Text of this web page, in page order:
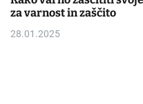
za varnost in zaščito
28.01.2025